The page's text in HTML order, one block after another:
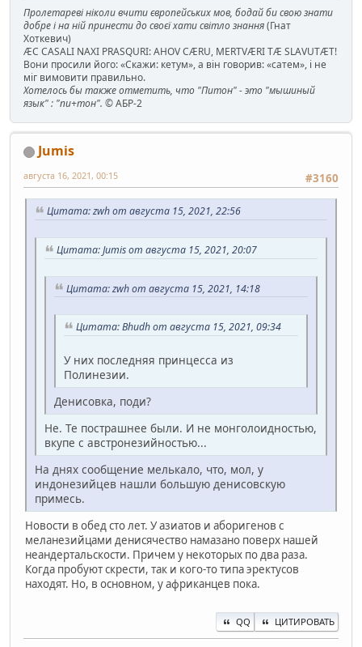
Пролетареві ніколи вчити європейських мов, бодай би свою знати
добре і на ній принести до своєї хати світло знання(Гнат
Хоткевич)
ÆC CASALI NAXI PRASQURI: AHOV CÆRU, MERTVÆRI TÆ SLAVUTÆT!
Вони просили його: «Скажи: кетум», а він говорив: «сатем», і не
міг вимовити правильно.
Хотелось бы также отметить, что "Питон" - это "мышиный
язык" : "пи+тон". © АБР-2
Jumis
#3160
августа 16, 2021, 00:15
Цитата: zwh от августа 15, 2021, 22:56
Цитата: Jumis от августа 15, 2021, 20:07
Цитата: zwh от августа 15, 2021, 14:18
Цитата: Bhudh от августа 15, 2021, 09:34
У них последняя принцесса из
Полинезии.
Денисовка, поди?
Не. Те пострашнее были. И не монголоидностью,
вкупе с австронезийностью...
На днях сообщение мелькало, что, мол, у
индонезийцев нашли большую денисовскую
примесь.
Новости в обед сто лет. У азиатов и аборигенов с
меланезийцами денисячество намазано поверх нашей
неандертальскости. Причем у некоторых по два раза.
Когда пробуют скрести, так и кого-то типа эректусов
находят. Но, в основном, у африканцев пока.
QQ ЦИТИРОВАТЬ